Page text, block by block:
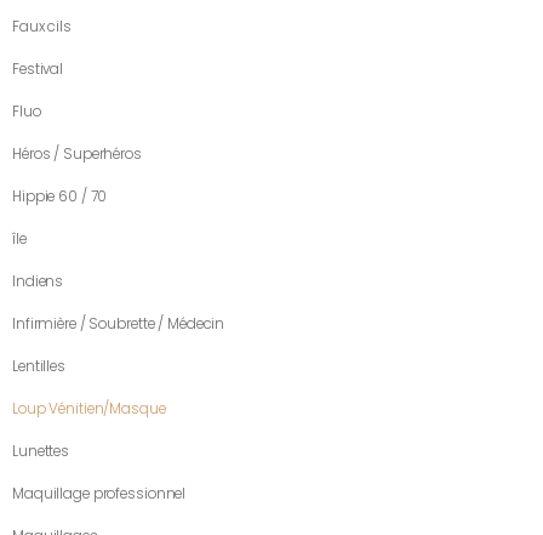
Faux cils
Festival
Fluo
Héros / Superhéros
Hippie 60 / 70
île
Indiens
Infirmière / Soubrette / Médecin
Lentilles
Loup Vénitien/Masque
Lunettes
Maquillage professionnel